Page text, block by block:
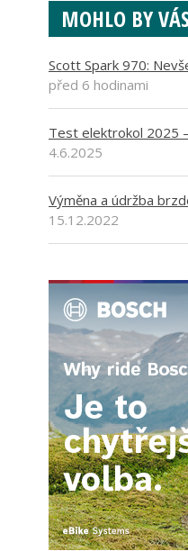
MOHLO BY
Scott Spark 970:
před 6 hodinami
Test elektrokol 2025
4.6.2025
Výměna a údržba
15.12.2022